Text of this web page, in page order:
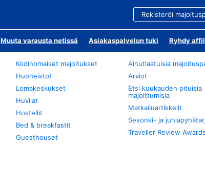
Rekisteröi
Muuta varausta netissä Asiakaspalvelun tuki Ryhdy
Kodinomaiset majoitukset
Huoneistot
Lomakeskukset
Huvilat
Hostellit
Bed & breakfastit
Guesthouset
Ainutlaatuisia
Arviot
Etsi kuukauden pituisia
majoittumisia
Matkailuartikkelit
Sesonki- ja
Traveller Review Awards